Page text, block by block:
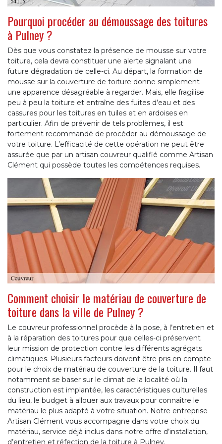
Pourquoi procéder au démoussage des toitures
à Pulney ?
Dès que vous constatez la présence de mousse sur votre
toiture, cela devra constituer une alerte signalant une
future dégradation de celle-ci. Au départ, la formation de
mousse sur la couverture de toiture donne simplement
une apparence désagréable à regarder. Mais, elle fragilise
peu à peu la toiture et entraîne des fuites d’eau et des
cassures pour les toitures en tuiles et en ardoises en
particulier. Afin de prévenir de tels problèmes, il est
fortement recommandé de procéder au démoussage de
votre toiture. L’efficacité de cette opération ne peut être
assurée que par un artisan couvreur qualifié comme Artisan
Clément qui possède toutes les compétences requises.
Comment choisir le matériau de couverture de
toiture dans la ville de Pulney ?
Le couvreur professionnel procède à la pose, à l’entretien et
à la réparation des toitures pour que celles-ci préservent
leur mission de protection contre les différents agrégats
climatiques. Plusieurs facteurs doivent être pris en compte
pour le choix de matériau de couverture de la toiture. Il faut
notamment se baser sur le climat de la localité où la
construction est implantée, les caractéristiques culturelles
du lieu, le budget à allouer aux travaux pour connaître le
matériau le plus adapté à votre situation. Notre entreprise
Artisan Clément vous accompagne dans votre choix du
matériau, service déjà inclus dans notre offre d’installation,
d’entretien et réfection de la toiture à Pulney.